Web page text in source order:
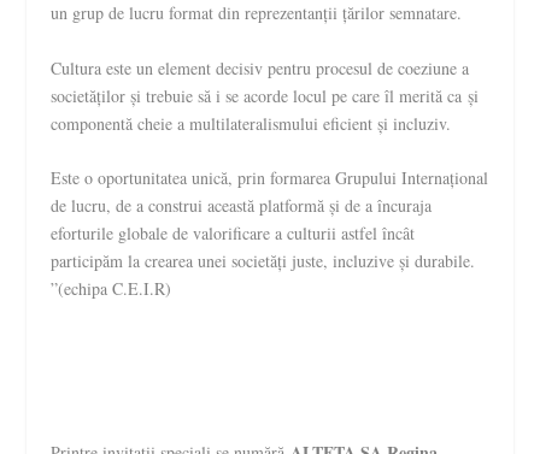
un grup de lucru format din reprezentanții țărilor semnatare.
Cultura este un element decisiv pentru procesul de coeziune a
societăților și trebuie să i se acorde locul pe care îl merită ca și
componentă cheie a multilateralismului eficient și incluziv.
Este o oportunitatea unică, prin formarea Grupului Internațional
de lucru, de a construi această platformă și de a încuraja
eforturile globale de valorificare a culturii astfel încât
participăm la crearea unei societăți juste, incluzive și durabile.
”(echipa C.E.I.R)